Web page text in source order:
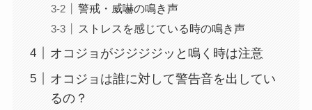
警戒・威嚇の鳴き声
ストレスを感じている時の鳴き声
オコジョがジジジジッと鳴く時は注意
オコジョは誰に対して警告音を出してい
るの？